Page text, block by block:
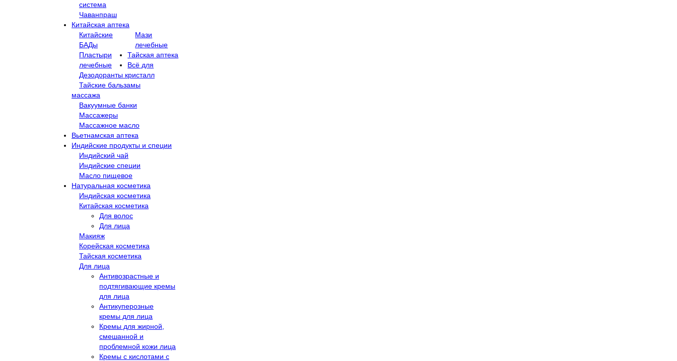
система
Чаванпраш
Китайская аптека
Китайские
БАДы
Мази
лечебные
Пластыри
лечебные
Тайская аптека
Дезодоранты кристалл
Тайские бальзамы
Всё для
массажа
Вакуумные банки
Массажеры
Массажное масло
Вьетнамская аптека
Индийские продукты и специи
Индийский чай
Индийские специи
Масло пищевое
Натуральная косметика
Индийская косметика
Китайская косметика
Для волос
Для лица
Макияж
Корейская косметика
Тайская косметика
Для лица
Антивозрастные и
подтягивающие кремы
для лица
Антикуперозные
кремы для лица
Кремы для жирной,
смешанной и
проблемной кожи лица
Кремы с кислотами с